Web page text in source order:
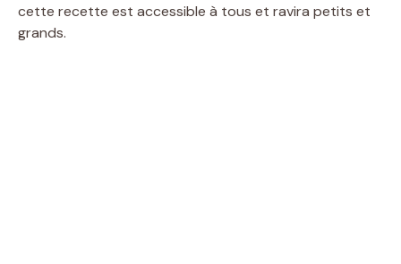
cette recette est accessible à tous et ravira petits et
grands.